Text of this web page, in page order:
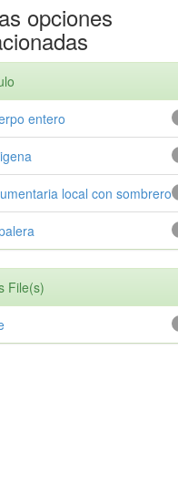
opciones
entero
local con sombrero
File(s)